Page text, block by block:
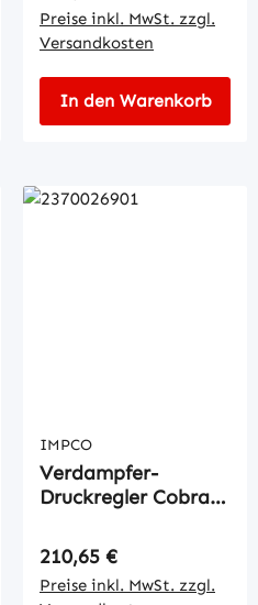
Preise inkl. MwSt. zzgl.
Versandkosten
In den Warenkorb
IMPCO
Verdampfer-
Druckregler Cobra
Regulärer Preis:
210,65 €
Preise inkl. MwSt. zzgl.